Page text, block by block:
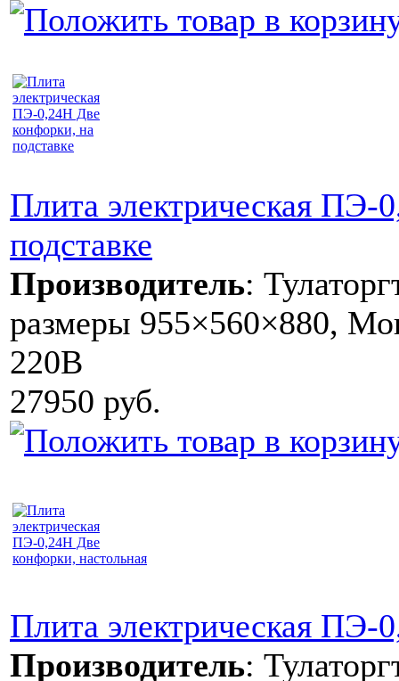
Плита электрическая
подставке
Производитель:
размеры 955×560×880,
220В
27950 руб.
Плита электрическая ПЭ-
Производитель: